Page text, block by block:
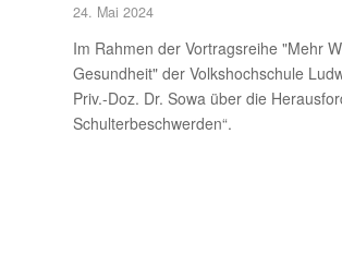
24. Mai 2024
Im Rahmen der Vortragsreihe "Mehr
Gesundheit" der Volkshochschule
Priv.-Doz. Dr. Sowa über die
Schulterbeschwerden“.